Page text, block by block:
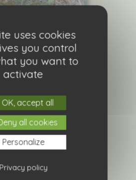
myrsinites
4,20€
à ma liste de courses
uses cookies
you control
you want to
activate
OK, accept all
all cookies
Personalize
Privacy policy